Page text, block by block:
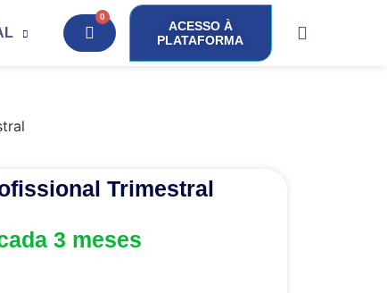
0
ACESSO À
PLATAFORMA
Trimestral
3 meses